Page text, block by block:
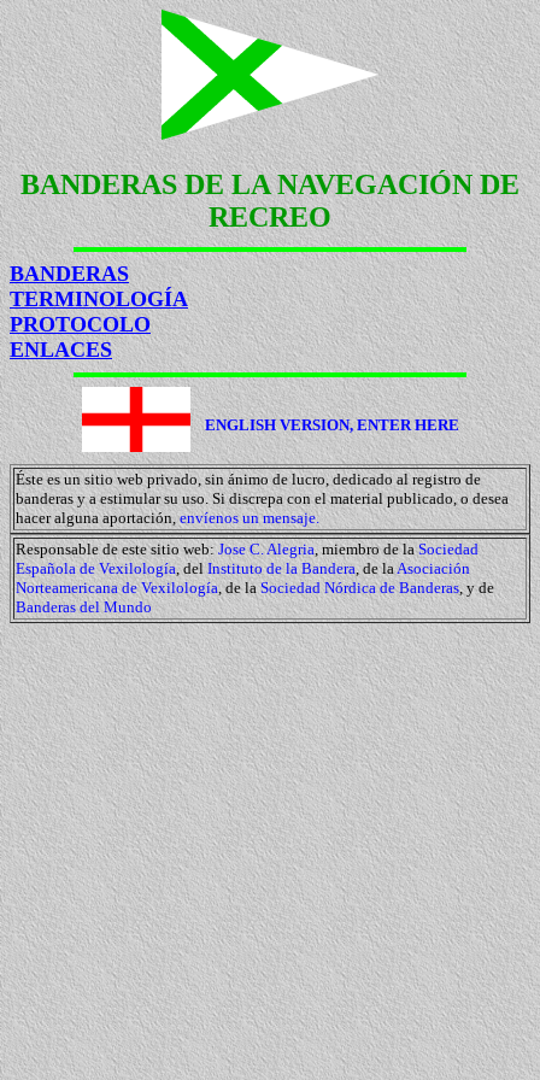
BANDERAS DE LA NAVEGACIÓN DE
RECREO
BANDERAS
TERMINOLOGÍA
PROTOCOLO
ENLACES
ENGLISH VERSION, ENTER HERE
Éste es un sitio web privado, sin ánimo de lucro, dedicado al registro de
banderas y a estimular su uso. Si discrepa con el material publicado, o desea
hacer alguna aportación,envíenos un mensaje.
Responsable de este sitio web:Jose C. Alegria, miembro de laSociedad
Española de Vexilología, delInstituto de la Bandera, de laAsociación
Norteamericana de Vexilología, de la Sociedad Nórdica de Banderas, y de
Banderas del Mundo